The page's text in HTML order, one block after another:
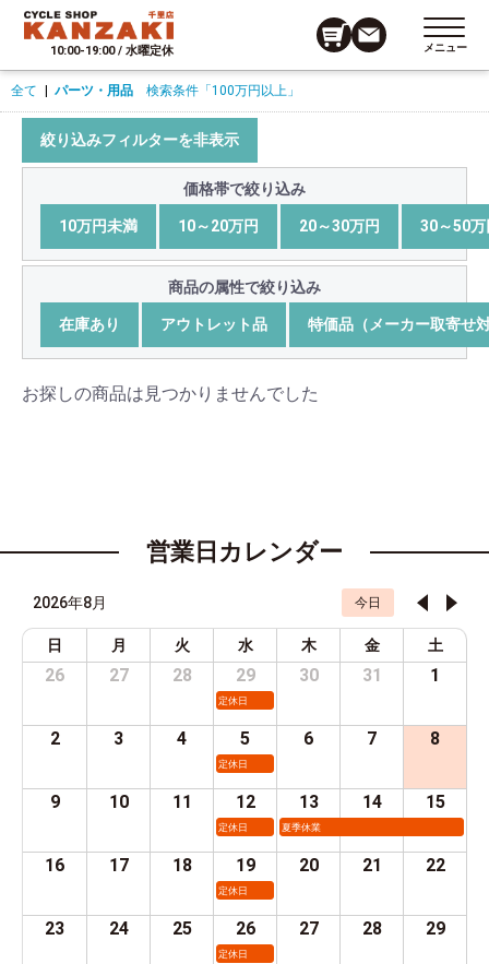
10:00-19:00 / 水曜定休 メニュー
全て パーツ・用品 検索条件 「100万円以上」
絞り込みフィルターを非表示
価格帯で絞り込み
10万円未満 10～20万円 20～30万円 30～50万
商品の属性で絞り込み
在庫あり アウトレット品 特価品（メーカー取寄せ
お探しの商品は見つかりませんでした
営業日カレンダー
2026年8月 今日
日 月 火 水 木 金 土
26 27 28 29
定休日
30 31 1
2 3 4 5
定休日
6 7 8
9 10 11 12
定休日
13
夏季休業
14 15
16 17 18 19
定休日
20 21 22
23 24 25 26
定休日
27 28 29